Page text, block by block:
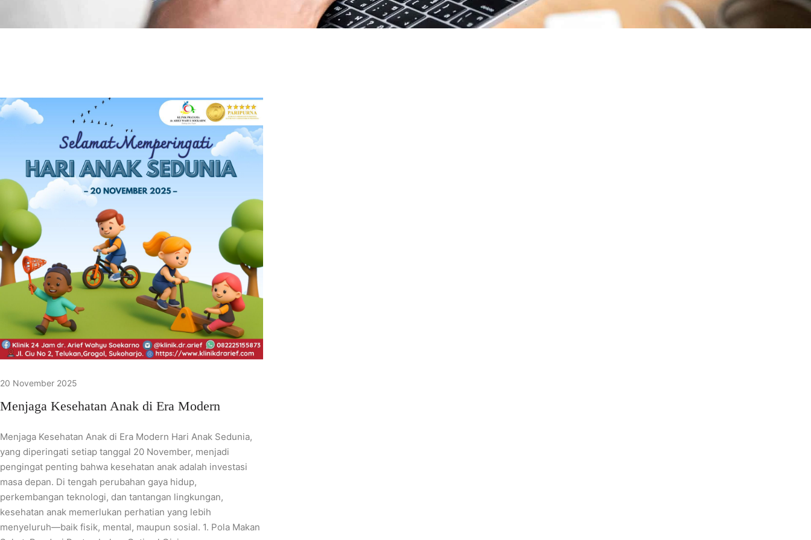
20 November 2025
Menjaga Kesehatan Anak di Era Modern
Menjaga Kesehatan Anak di Era Modern Hari Anak Sedunia,
yang diperingati setiap tanggal 20 November, menjadi
pengingat penting bahwa kesehatan anak adalah investasi
masa depan. Di tengah perubahan gaya hidup,
perkembangan teknologi, dan tantangan lingkungan,
kesehatan anak memerlukan perhatian yang lebih
menyeluruh—baik fisik, mental, maupun sosial. 1. Pola Makan